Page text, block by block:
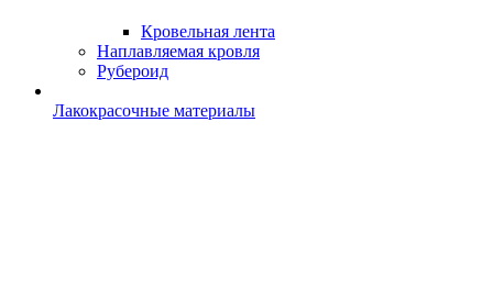
Кровельная лента
Наплавляемая кровля
Рубероид
Лакокрасочные материалы